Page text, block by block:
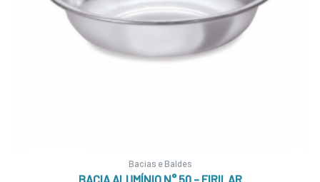
Bacias e Baldes